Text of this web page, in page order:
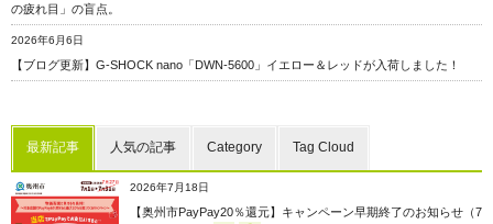
の疲れ目」の盲点。
2026年6月6日
【ブログ更新】G-SHOCK nano「DWN-5600」イエロー＆レッドが入荷しました！
最新記事 人気の記事 Category Tag Cloud
2026年7月18日
【奥州市PayPay20％還元】キャンペーン早期終了のお知らせ（7